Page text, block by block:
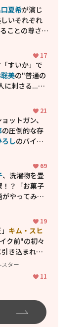
夏希が演じ
いそれぞれ
ことの尊さを
映画「あの
、君とまた出
17
すいか」で
美の"普通の
に刺さる...映
堂」にも通
居
21
ットガン、
の圧倒的な存
ろしのバイク
"大門軍
よさが詰まっ
PART-II」
69
、洗濯物を畳
！？「お菓子
がやってみた
ファン4台の
かす
19
キム・スヒ
ク前"の初々
き込まれ
ョン
作「ドリー
ター
11